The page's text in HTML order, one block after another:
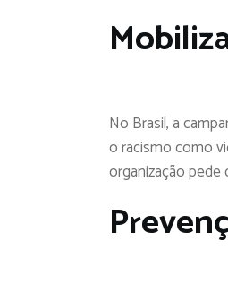
No Brasil, a
o racismo como
organização pede